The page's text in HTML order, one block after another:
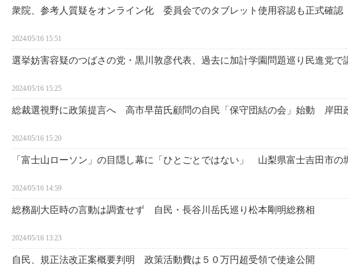
衆院、参考人質疑をオンライン化 委員会でのタブレット使用容認も正式確認
2024/05/16 15:51
選挙妨害容疑のつばさの党・黒川敦彦代表、過去に加計学園問題巡り民進党で
2024/05/16 15:25
総裁選視野に政策提言へ 高市早苗氏顧問の自民「保守団結の会」始動 岸田
2024/05/16 15:20
「富士山ローソン」の目隠し幕に「ひとごとではない」 山梨県富士吉田市の
2024/05/16 14:59
総務副大臣時の言動は調査せず 自民・長谷川岳氏巡り松本剛明総務相
2024/05/16 13:23
自民、規正法改正案概要判明 政策活動費は５０万円超受領で使途公開